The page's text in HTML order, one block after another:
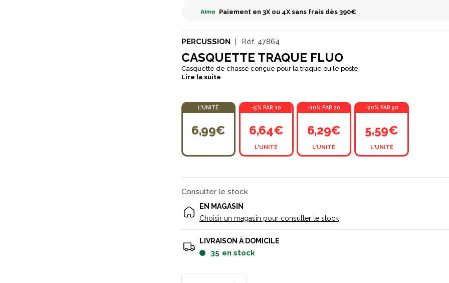
Paiement en 3X ou 4X sans frais dès 390€
PERCUSSION Réf. 47864
CASQUETTE TRAQUE FLUO
Casquette de chasse conçue pour la traque ou le poste.
Lire la suite
L'UNITÉ
6,99€
-5% PAR 10
6,64€
L'UNITÉ
-10% PAR 20
6,29€
L'UNITÉ
-20% PAR 50
5,59€
L'UNITÉ
Consulter le stock
EN MAGASIN
Choisir un magasin pour consulter le stock
LIVRAISON À DOMICILE
35 en stock